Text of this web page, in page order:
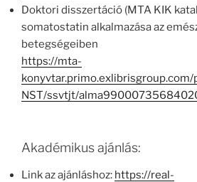
Doktori disszertáció (MTA KIK
somatostatin alkalmazása az
betegségeiben
https://mta-
NST/ssvtjt/
Akadémikus ajánlás:
Link az ajánláshoz: https://real-